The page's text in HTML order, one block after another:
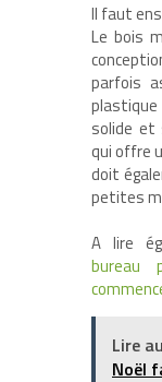
Il faut
Le bois
parfois
solide et
qui offre
doit
petites
A lire
bureau
Lire
Noël